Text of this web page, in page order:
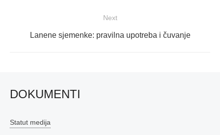
Next
Next
Lanene sjemenke: pravilna upotreba i čuvanje
DOKUMENTI
Statut medija